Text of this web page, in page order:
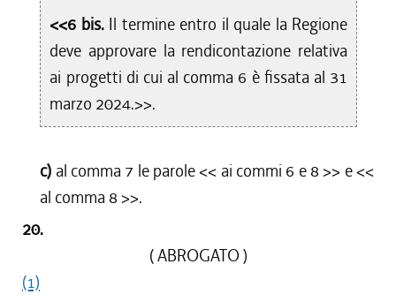
<<6 bis. Il termine entro il quale la Regione
deve approvare la rendicontazione relativa
ai progetti di cui al comma 6 è fissata al 31
marzo 2024.>>.
c) al comma 7 le parole << ai commi 6 e 8 >> e <<
al comma 8 >>.
20.
( ABROGATO )
(1)